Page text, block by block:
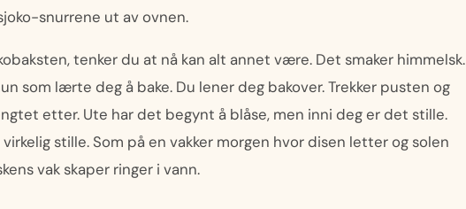
snurrene ut av ovnen.
tenker du at nå kan alt annet være. Det smaker himmelsk.
som lærte deg å bake. Du lener deg bakover. Trekker pusten og
etter. Ute har det begynt å blåse, men inni deg er det stille.
stille. Som på en vakker morgen hvor disen letter og solen
vak skaper ringer i vann.